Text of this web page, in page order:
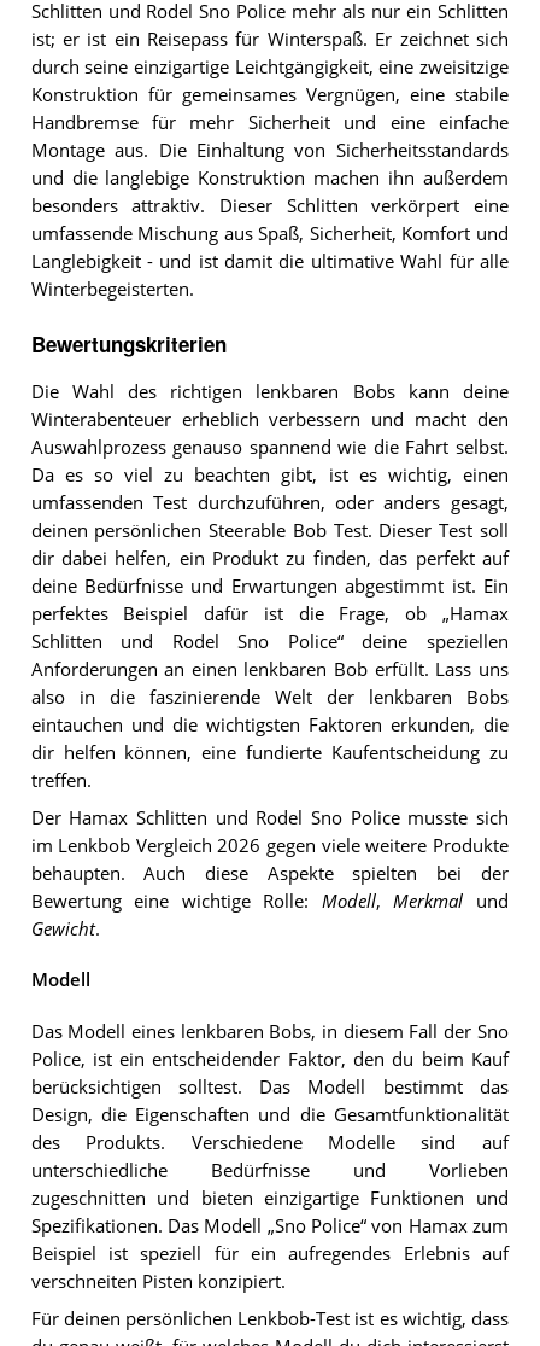
Schlitten und Rodel Sno Police mehr als nur ein Schlitten
ist; er ist ein Reisepass für Winterspaß. Er zeichnet sich
durch seine einzigartige Leichtgängigkeit, eine zweisitzige
Konstruktion für gemeinsames Vergnügen, eine stabile
Handbremse für mehr Sicherheit und eine einfache
Montage aus. Die Einhaltung von Sicherheitsstandards
und die langlebige Konstruktion machen ihn außerdem
besonders attraktiv. Dieser Schlitten verkörpert eine
umfassende Mischung aus Spaß, Sicherheit, Komfort und
Langlebigkeit - und ist damit die ultimative Wahl für alle
Winterbegeisterten.
Bewertungskriterien
Die Wahl des richtigen lenkbaren Bobs kann deine
Winterabenteuer erheblich verbessern und macht den
Auswahlprozess genauso spannend wie die Fahrt selbst.
Da es so viel zu beachten gibt, ist es wichtig, einen
umfassenden Test durchzuführen, oder anders gesagt,
deinen persönlichen Steerable Bob Test. Dieser Test soll
dir dabei helfen, ein Produkt zu finden, das perfekt auf
deine Bedürfnisse und Erwartungen abgestimmt ist. Ein
perfektes Beispiel dafür ist die Frage, ob „Hamax
Schlitten und Rodel Sno Police“ deine speziellen
Anforderungen an einen lenkbaren Bob erfüllt. Lass uns
also in die faszinierende Welt der lenkbaren Bobs
eintauchen und die wichtigsten Faktoren erkunden, die
dir helfen können, eine fundierte Kaufentscheidung zu
treffen.
Der Hamax Schlitten und Rodel Sno Police musste sich
im Lenkbob Vergleich 2026 gegen viele weitere Produkte
behaupten. Auch diese Aspekte spielten bei der
Bewertung eine wichtige Rolle: Modell,Merkmal und
Gewicht.
Modell
Das Modell eines lenkbaren Bobs, in diesem Fall der Sno
Police, ist ein entscheidender Faktor, den du beim Kauf
berücksichtigen solltest. Das Modell bestimmt das
Design, die Eigenschaften und die Gesamtfunktionalität
des Produkts. Verschiedene Modelle sind auf
unterschiedliche Bedürfnisse und Vorlieben
zugeschnitten und bieten einzigartige Funktionen und
Spezifikationen. Das Modell „Sno Police“ von Hamax zum
Beispiel ist speziell für ein aufregendes Erlebnis auf
verschneiten Pisten konzipiert.
Für deinen persönlichen Lenkbob-Test ist es wichtig, dass